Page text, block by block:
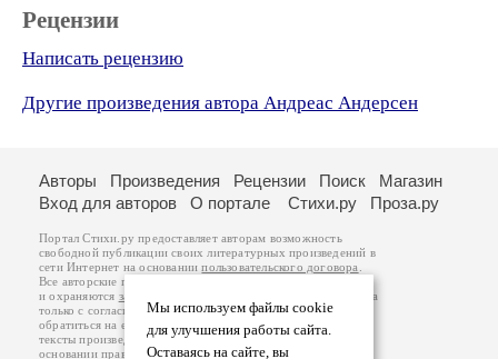
Рецензии
Написать рецензию
Другие произведения автора Андреас Андерсен
Мы используем файлы cookie
для улучшения работы сайта.
Оставаясь на сайте, вы
Авторы Произведения Рецензии Поиск
Магазин
Вход для авторов
О портале Стихи.ру Проза.ру
Портал Стихи.ру предоставляет авторам возможность
свободной публикации своих литературных произведений в
сети Интернет на основаниипользовательского договора
Все авторские права на произведения принадлежат авторам
и охраняются законом
. Перепечатка произведений возможна
только с согласия его автора, к которому вы можете
обратиться на его авторской странице. Ответственность за
тексты произведений авторы несут самостоятельно на
основанииправил публикацииизаконодательства